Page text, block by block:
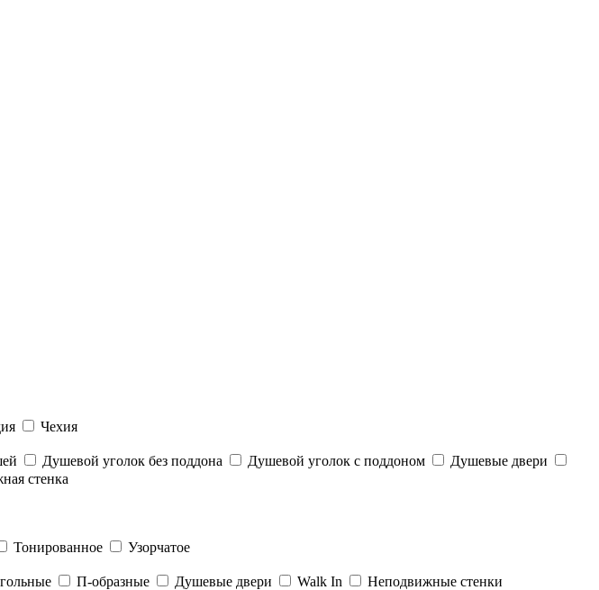
Чехия
Душевой уголок без поддона Душевой уголок с поддоном
Душевые двери
стенка
Тонированное
Узорчатое
П-образные Душевые двери Walk In
Неподвижные стенки